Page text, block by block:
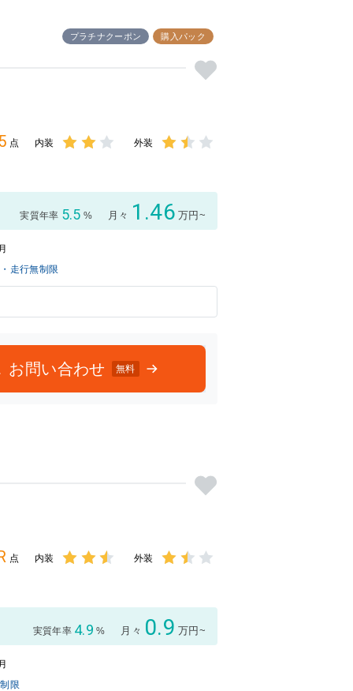
プラチナクーポン 購入パック
点 内装 外装
実質年率 5.5 % 月々 1.46 万円~
走行無制限
お問い合わせ 無料
点 内装 外装
実質年率 4.9 % 月々 0.9 万円~
限